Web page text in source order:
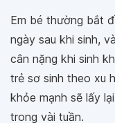
Em bé thường bắt
ngày sau khi sinh,
cân nặng khi sinh
trẻ sơ sinh theo xu
khỏe mạnh sẽ lấy
trong vài tuần.